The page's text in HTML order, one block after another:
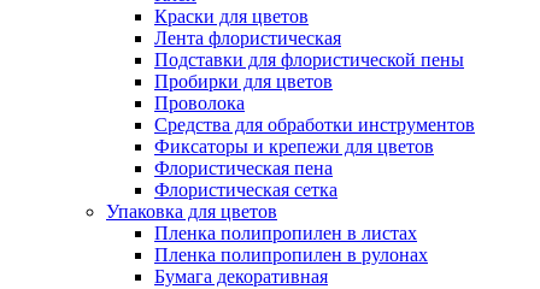
Краски для цветов
Лента флористическая
Подставки для флористической пены
Пробирки для цветов
Проволока
Средства для обработки инструментов
Фиксаторы и крепежи для цветов
Флористическая пена
Флористическая сетка
Упаковка для цветов
Пленка полипропилен в листах
Пленка полипропилен в рулонах
Бумага декоративная